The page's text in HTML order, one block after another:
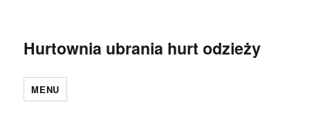
Hurtownia ubrania hurt odzieży
MENU